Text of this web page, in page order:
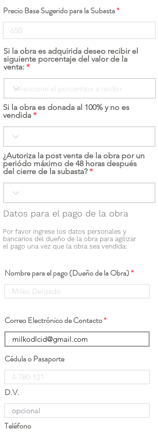
Precio Base Sugerido para la Subasta
Si la obra es adquirida deseo recibir el
siguiente porcentaje del valor de la
venta:
Si la obra es donada al 100% y no es
vendida
¿Autoriza la post venta de la obra por un
periódo máximo de 48 horas después
del cierre de la subasta?
Datos para el pago de la obra
Por favor ingrese los datos personales y
bancarios del dueño de la obra para agilizar
el pago una vez que la obra sea vendida:
Nombre para el pago (Dueño de la Obra)
Correo Electrónico de Contacto
Cédula o Pasaporte
D.V.
Teléfono